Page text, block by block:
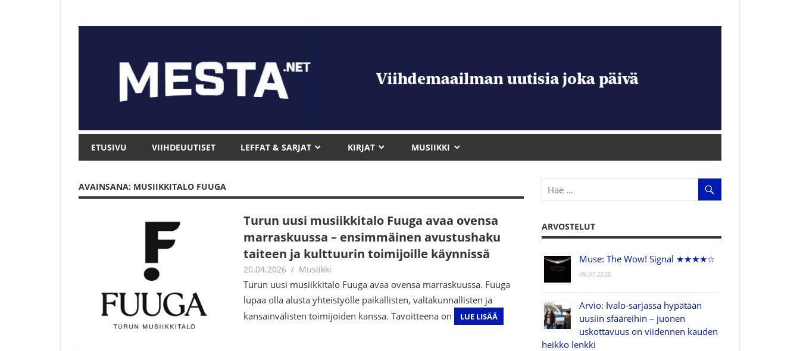
Mesta.net
ETUSIVU VIIHDEUUTISET LEFFAT & SARJAT KIRJAT MUSIIKKI
AVAINSANA: MUSIIKKITALO FUUGA
Turun uusi musiikkitalo Fuuga avaa ovensa
marraskuussa – ensimmäinen avustushaku
taiteen ja kulttuurin toimijoille käynnissä
20.04.2026 Juha Kaunisto
Musiikki
Turun uusi musiikkitalo Fuuga avaa ovensa marraskuussa. Fuuga
lupaa olla alusta yhteistyölle paikallisten, valtakunnallisten ja
kansainvälisten toimijoiden kanssa. Tavoitteena on
LUE LISÄÄ
ARVOSTELUT
Muse: The Wow! Signal ★★★★☆
09.07.2026
Arvio: Ivalo-sarjassa hypätään
uusiin sfääreihin – juonen
uskottavuus on viidennen kauden
heikko lenkki